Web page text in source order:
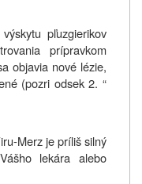
pľuzgierikov
prípravkom
objavia nové lézie,
(pozri odsek 2. “
Merz je príliš silný
lekára alebo